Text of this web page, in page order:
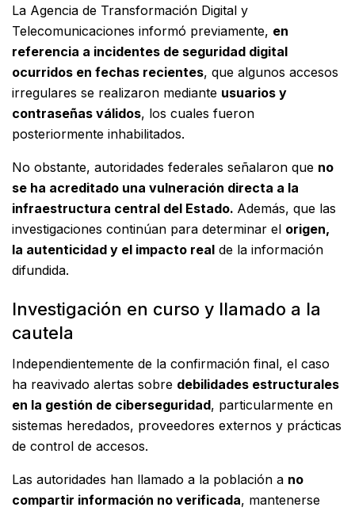
La Agencia de Transformación Digital y
Telecomunicaciones informó previamente, en
referencia a incidentes de seguridad digital
ocurridos en fechas recientes, que algunos accesos
irregulares se realizaron mediante usuarios y
contraseñas válidos, los cuales fueron
posteriormente inhabilitados.
No obstante, autoridades federales señalaron que no
se ha acreditado una vulneración directa a la
infraestructura central del Estado. Además, que las
investigaciones continúan para determinar el origen,
la autenticidad y el impacto real de la información
difundida.
Investigación en curso y llamado a la
cautela
Independientemente de la confirmación final, el caso
ha reavivado alertas sobre debilidades estructurales
en la gestión de ciberseguridad, particularmente en
sistemas heredados, proveedores externos y prácticas
de control de accesos.
Las autoridades han llamado a la población a no
compartir información no verificada, mantenerse